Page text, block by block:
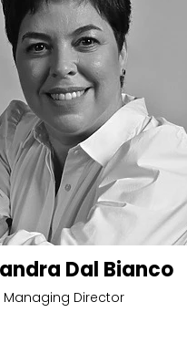
Dal Bianco
Managing Director